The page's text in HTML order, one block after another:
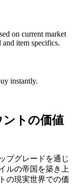
on current market
and item specifics.
instantly.
トの価値
プグレードを通じ
ルの帝国を築き上
の現実世界での価